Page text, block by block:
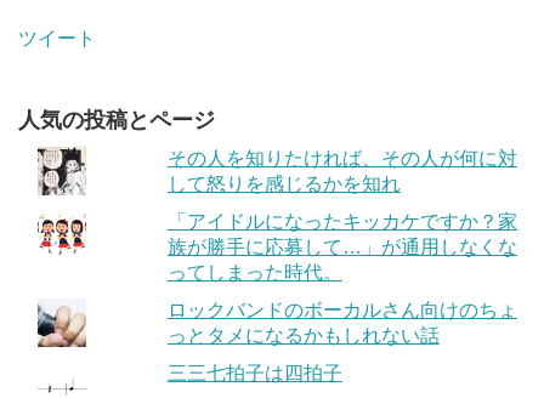
ツイート
人気の投稿とページ
その人を知りたければ、その人が何に対
して怒りを感じるかを知れ
「アイドルになったキッカケですか？家
族が勝手に応募して…」が通用しなくな
ってしまった時代。
ロックバンドのボーカルさん向けのちょ
っとタメになるかもしれない話
三三七拍子は四拍子